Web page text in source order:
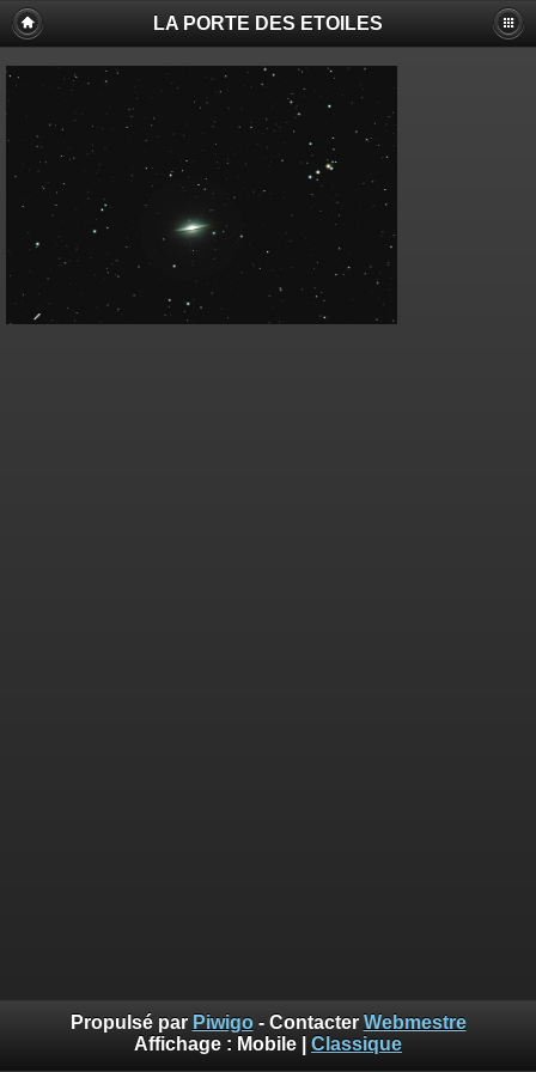
LA PORTE DES ETOILES
Propulsé par Piwigo- Contacter Webmestre
Affichage : Mobile Classique